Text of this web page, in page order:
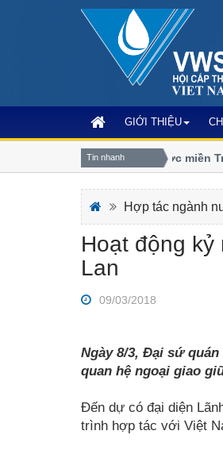
GIỚI THIỆU
Tin nhanh
Chi hội Cấp Thoát nước miền
số
Hợp tác ngành
Hoạt động kỷ
Lan
09/03/2018
Ngày 8/3, Đại sứ
quan hệ ngoại giao
Đến dự có đại diện
trình hợp tác với Việt